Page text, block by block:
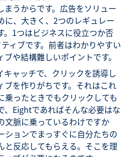
まうからです。広告をソリュー
に、大きく、2つのレギュレー
。1つはビジネスに役立つか否
ィブです。前者はわかりやすい
や結構難しいポイントです。
キャッチで、クリックを誘導し
ブを作りがちです。それはこれ
乗ったときでもクリックしても
、Eightであればそんな必要はな
文脈に乗っているわけですか
ションでまっすぐに自分たちの
と反応してもらえる。そこを理